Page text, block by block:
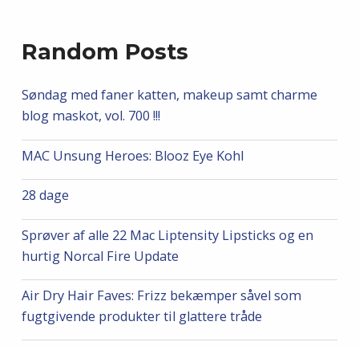
Random Posts
Søndag med faner katten, makeup samt charme
blog maskot, vol. 700 !!!
MAC Unsung Heroes: Blooz Eye Kohl
28 dage
Sprøver af alle 22 Mac Liptensity Lipsticks og en
hurtig Norcal Fire Update
Air Dry Hair Faves: Frizz bekæmper såvel som
fugtgivende produkter til glattere tråde